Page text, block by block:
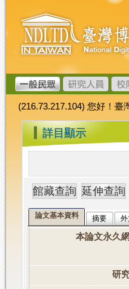
跳
到
主
要
內
容
臺
灣
博
碩
士
論
文
加
值
系
統
(216.73.217.104) 您好！臺
::: 詳目顯示
論文基本資料 摘要
本論文永久
研